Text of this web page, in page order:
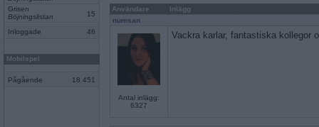
Grisen
Böjningslistan
15
Inloggade 46
Mobilspel
Pågående 18 451
Användare
Inlägg
numsan
Antal inlägg:
6327
Vackra karlar, fantastiska kollegor